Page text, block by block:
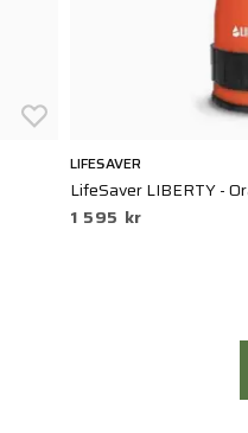
LIFESAVER
LifeSaver LIBERTY -
1 595 kr